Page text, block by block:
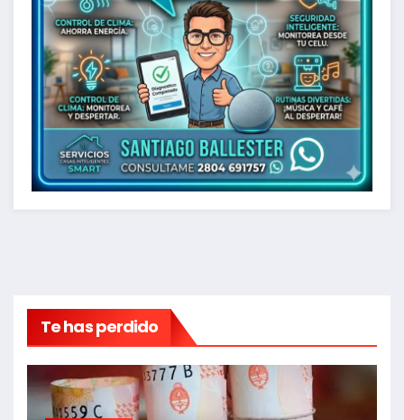
Te has perdido